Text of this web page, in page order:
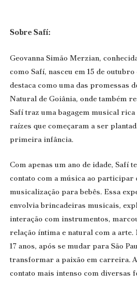
Sobre Safí:
Geovanna Simão Merzian,
como Safí, nasceu em 15 de outubro
destaca como uma das promessas
Natural de Goiânia, onde também
Safí traz uma bagagem musical rica
raízes que começaram a ser
primeira infância.
Com apenas um ano de idade, Safí
contato com a música ao participar
musicalização para bebês. Essa
envolvia brincadeiras musicais,
interação com instrumentos,
relação íntima e natural com a arte.
17 anos, após se mudar para São
transformar a paixão em carreira.
contato mais intenso com diversas